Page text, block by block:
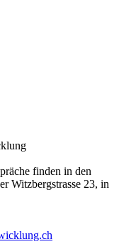
finden in den
Witzbergstrasse 23, in